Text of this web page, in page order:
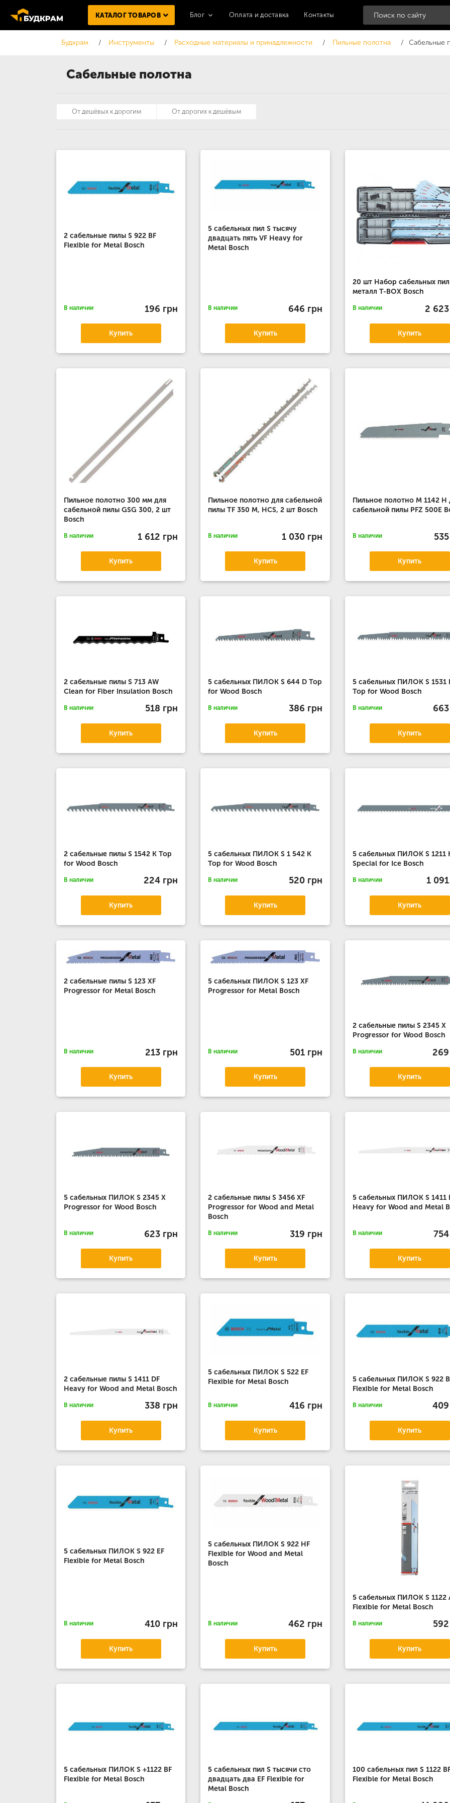
Сабельные полотна
КАТАЛОГ ТОВАРОВ Блог Оплата и доставка Контакты
Будкрам Инструменты Расходные материалы и принадлежности Пильные полотна Сабельные
2 сабельные пилы S 922 BF
Flexible for Metal Bosch
В наличии 196 грн
Купить
5 сабельных пил S тысячу
двадцать пять VF Heavy for
Metal Bosch
В наличии 646 грн
Купить
20 шт Набор сабельных пил
металл T-BOX Bosch
В наличии 2
Купить
Пильное полотно 300 мм для
сабельной пилы GSG 300, 2 шт
Bosch
В наличии 1 612 грн
Купить
Пильное полотно для сабельной
пилы TF 350 M, HCS, 2 шт Bosch
В наличии 1 030 грн
Купить
Пильное полотно M 1142 H
сабельной пилы PFZ 500E
В наличии
Купить
2 сабельные пилы S 713 AW
Clean for Fiber Insulation Bosch
В наличии 518 грн
Купить
5 сабельных ПИЛОК S 644 D Top
for Wood Bosch
В наличии 386 грн
Купить
5 сабельных ПИЛОК S 1531
Top for Wood Bosch
В наличии
Купить
2 сабельные пилы S 1542 K Top
for Wood Bosch
В наличии 224 грн
Купить
5 сабельных ПИЛОК S 1 542 K
Top for Wood Bosch
В наличии 520 грн
Купить
5 сабельных ПИЛОК S 1211
Special for Ice Bosch
В наличии 1
Купить
2 сабельные пилы S 123 XF
Progressor for Metal Bosch
В наличии 213 грн
Купить
5 сабельных ПИЛОК S 123 XF
Progressor for Metal Bosch
В наличии 501 грн
Купить
2 сабельные пилы S 2345 X
Progressor for Wood Bosch
В наличии
Купить
5 сабельных ПИЛОК S 2345 X
Progressor for Wood Bosch
В наличии 623 грн
Купить
2 сабельные пилы S 3456 XF
Progressor for Wood and Metal
Bosch
В наличии 319 грн
Купить
5 сабельных ПИЛОК S 1411
Heavy for Wood and Metal
В наличии
Купить
2 сабельные пилы S 1411 DF
Heavy for Wood and Metal Bosch
В наличии 338 грн
Купить
5 сабельных ПИЛОК S 522 EF
Flexible for Metal Bosch
В наличии 416 грн
Купить
5 сабельных ПИЛОК S 922
Flexible for Metal Bosch
В наличии
Купить
5 сабельных ПИЛОК S 922 EF
Flexible for Metal Bosch
В наличии 410 грн
Купить
5 сабельных ПИЛОК S 922 HF
Flexible for Wood and Metal
Bosch
В наличии 462 грн
Купить
5 сабельных ПИЛОК S 1122
Flexible for Metal Bosch
В наличии
Купить
5 сабельных ПИЛОК S +1122 BF
Flexible for Metal Bosch
5 сабельных пил S тысячи сто
двадцать два EF Flexible for
Metal Bosch
100 сабельных пил S 1122
Flexible for Metal Bosch
От дешёвых к дорогим От дорогих к дешёвым